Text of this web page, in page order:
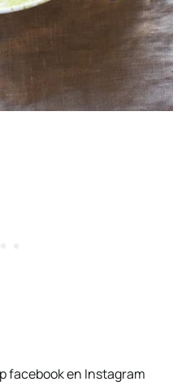
facebook en Instagram